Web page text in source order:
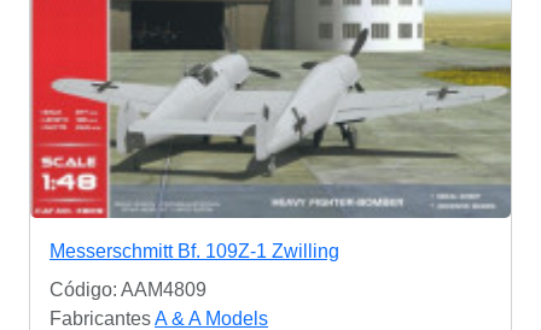
Messerschmitt Bf. 109Z-1 Zwilling
Código: AAM4809
FabricantesA & A Models